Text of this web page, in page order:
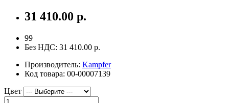
31 410.00 р.
99
Без НДС: 31 410.00 р.
Производитель: Kampfer
Код товара: 00-00007139
Цвет